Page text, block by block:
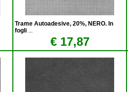
Trame Autoadesive, 20%, NERO. In
fogli ...
€ 17,87